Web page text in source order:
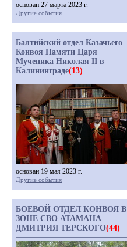
основан 27 марта 2023 г.
Другие события
Балтийский отдел Казачьего
Конвоя Памяти Царя
Мученика Николая II в
Калининграде(13)
основан 19 мая 2023 г.
Другие события
БОЕВОЙ ОТДЕЛ КОНВОЯ В
ЗОНЕ СВО АТАМАНА
ДМИТРИЯ ТЕРСКОГО(44)